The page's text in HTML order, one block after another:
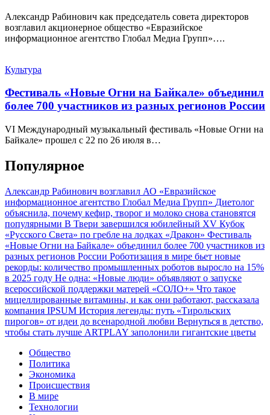
Александр Рабинович как председатель совета директоров
возглавил акционерное общество «Евразийское
информационное агентство Глобал Медиа Групп»….
Культура
Фестиваль «Новые Огни на Байкале» объединил
более 700 участников из разных регионов России
VI Международный музыкальный фестиваль «Новые Огни на
Байкале» прошел с 22 по 26 июля в…
Популярное
Александр Рабинович возглавил АО «Евразийское
информационное агентство Глобал Медиа Групп» Диетолог
объяснила, почему кефир, творог и молоко снова становятся
популярными В Твери завершился юбилейный XV Кубок
«Русского Света» по гребле на лодках «Дракон» Фестиваль
«Новые Огни на Байкале» объединил более 700 участников из
разных регионов России Роботизация в мире бьет новые
рекорды: количество промышленных роботов выросло на 15%
в 2025 году Не одна: «Новые люди» объявляют о запуске
всероссийской поддержки матерей «СОЛО+» Что такое
мицеллированные витамины, и как они работают, рассказала
компания IPSUM История легенды: путь «Тирольских
пирогов» от идеи до всенародной любви Вернуться в детство,
чтобы стать лучше ARTPLAY заполонили гигантские цветы
Общество
Политика
Экономика
Происшествия
В мире
Технологии